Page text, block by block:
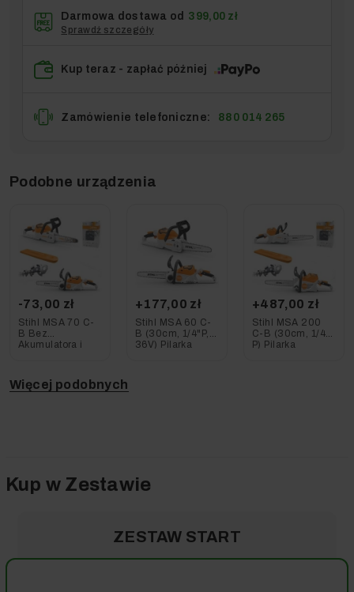
Darmowa dostawa od 399,00 zł
Sprawdź szczegóły
Kup teraz - zapłać później
Zamówienie telefoniczne: 880 014 265
Podobne urządzenia
-73,00 zł
Stihl MSA 70 C-
B Bez
Akumulatora i
Pilarka
Akumulatorowa
+177,00 zł
Stihl MSA 60 C-
B (30cm, 1/4"P,
36V) Pilarka
+487,00 zł
Stihl MSA 200
C-B (30cm, 1/4"
P) Pilarka
Więcej podobnych
Kup w Zestawie
ZESTAW START